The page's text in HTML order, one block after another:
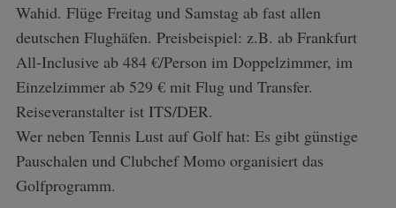
Wahid. Flüge Freitag und Samstag ab fast allen
deutschen Flughäfen. Preisbeispiel: z.B. ab Frankfurt
All-Inclusive ab 484 €/Person im Doppelzimmer, im
Einzelzimmer ab 529 € mit Flug und Transfer.
Reiseveranstalter ist ITS/DER.
Wer neben Tennis Lust auf Golf hat: Es gibt günstige
Pauschalen und Clubchef Momo organisiert das
Golfprogramm.